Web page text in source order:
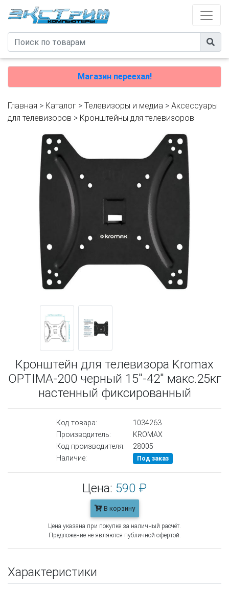
Магазин переехал!
Главная > Каталог > Телевизоры и медиа > Аксессуары
для телевизоров > Кронштейны для телевизоров
Кронштейн для телевизора Kromax
OPTIMA-200 черный 15"-42" макс.25кг
настенный фиксированный
Код товара:
1034263
Производитель:
KROMAX
Код производителя:
28005
Наличие:
Под заказ
Цена: 590 ₽
В корзину
Цена указана при покупке за наличный расчёт.
Предложение не являются публичной офертой.
Характеристики